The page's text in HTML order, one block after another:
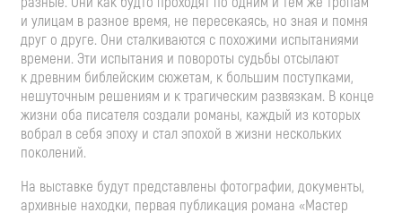
и улицам в разное время, не пересекаясь, но зная и помня
друг о друге. Они сталкиваются с похожими испытаниями
времени. Эти испытания и повороты судьбы отсылают
к древним библейским сюжетам, к большим поступками,
нешуточным решениям и к трагическим развязкам. В конце
жизни оба писателя создали романы, каждый из которых
вобрал в себя эпоху и стал эпохой в жизни нескольких
поколений.
На выставке будут представлены фотографии, документы,
архивные находки, первая публикация романа «Мастер